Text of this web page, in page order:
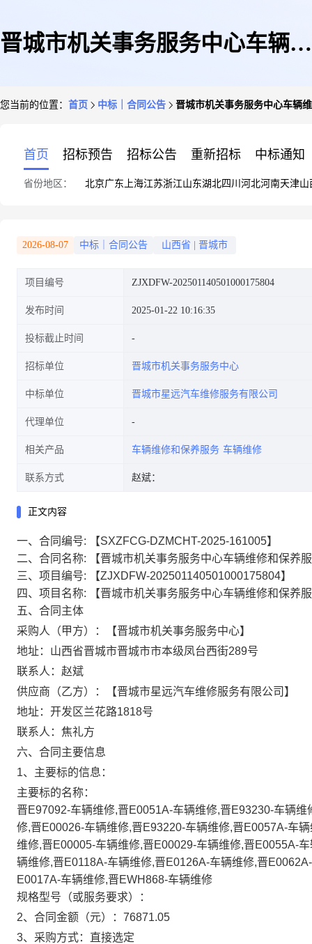
晋城市机关事务服务中心车辆维
您当前的位置： 首页 中标｜合同公告 晋城市机关事务服务中心车辆
首页 招标预告 招标公告 重新招标 中标通知
省份地区： 北京广东 上海江苏浙江山东湖北四川 河北河南天津山
2026-08-07 中标｜合同公告 山西省 晋城市
项目编号 ZJXDFW-202501140501000175804
发布时间 2025-01-22 10:16:35
投标截止时间
招标单位 晋城市机关事务服务中心
中标单位 晋城市星远汽车维修服务有限公司
代理单位
相关产品 车辆维修和保养服务 车辆维修
联系方式 赵斌：
正文内容
一、合同编号:
【SXZFCG-DZMCHT-2025-161005】
二、合同名称:
【晋城市机关事务服务中心车辆维修和保养
三、项目编号:
【ZJXDFW-202501140501000175804】
四、项目名称:
【晋城市机关事务服务中心车辆维修和保养
五、合同主体
采购人（甲方）：【晋城市机关事务服务中心】
地址：山西省晋城市晋城市市本级凤台西街289号
联系人：赵斌
供应商（乙方）：【晋城市星远汽车维修服务有限公司】
地址：开发区兰花路1818号
联系人：焦礼方
六、合同主要信息
1、主要标的信息：
主要标的名称：
晋E97092-车辆维修,晋E0051A-车辆维修,晋E93230-车辆
修,晋E00026-车辆维修,晋E93220-车辆维修,晋E0057A-车
维修,晋E00005-车辆维修,晋E00029-车辆维修,晋E0055A-
辆维修,晋E0118A-车辆维修,晋E0126A-车辆维修,晋
E0017A-车辆维修,晋EWH868-车辆维修
规格型号（或服务要求）：
2、合同金额（元）：76871.05
3、采购方式：直接选定